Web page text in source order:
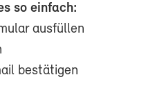
so einfach:
ausfüllen
bestätigen